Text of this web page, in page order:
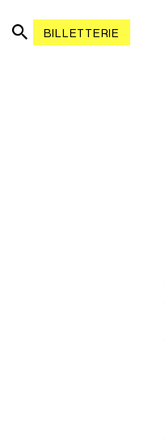
BILLETTERIE